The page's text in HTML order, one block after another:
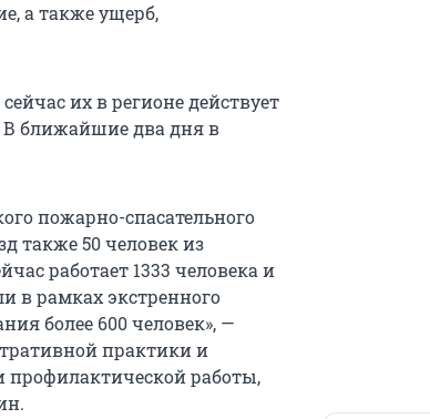
а также ущерб,
их в регионе действует
ближайшие два дня в
пожарно-спасательного
также 50 человек из
работает 1333 человека и
в рамках экстренного
более 600 человек», —
практики и
профилактической работы,